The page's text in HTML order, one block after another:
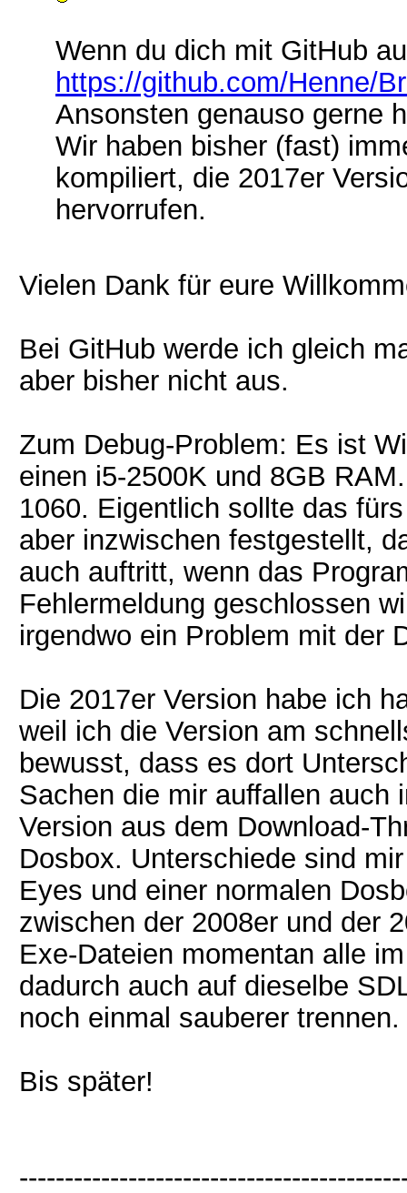
Wenn du dich mit GitHub
https://github.com/Henne/
Ansonsten genauso gerne
Wir haben bisher (fast)
kompiliert, die 2017er
hervorrufen.
Vielen Dank für eure
Bei GitHub werde ich gleich
aber bisher nicht aus.
Zum Debug-Problem: Es ist
einen i5-2500K und 8GB
1060. Eigentlich sollte das
aber inzwischen festgestellt,
auch auftritt, wenn das
Fehlermeldung geschlossen
irgendwo ein Problem mit der
Die 2017er Version habe ich
weil ich die Version am
bewusst, dass es dort
Sachen die mir auffallen auch
Version aus dem Download-
Dosbox. Unterschiede sind
Eyes und einer normalen
zwischen der 2008er und der
Exe-Dateien momentan alle
dadurch auch auf dieselbe
noch einmal sauberer trennen.
Bis später!